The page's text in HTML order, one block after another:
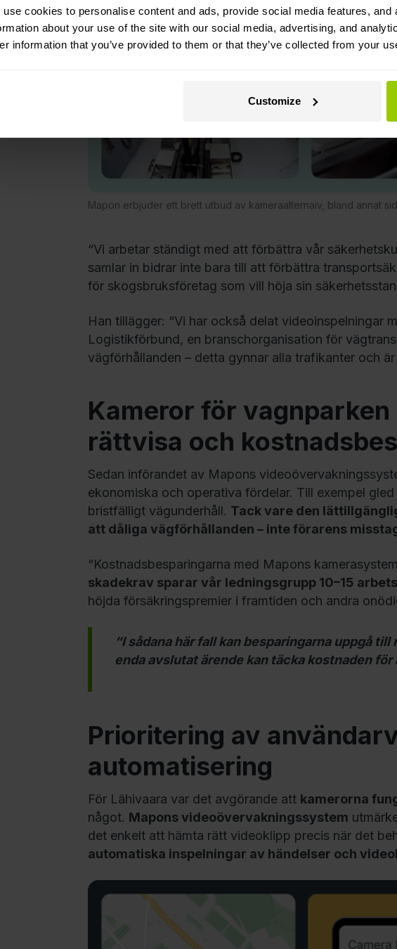
use cookies to personalise content and ads, provide social media features,
about your use of the site with our social media, advertising, and
information that you’ve provided to them or that they’ve collected from your
Customize
Mapon erbjuder ett brett utbud av kameraalternaiv, bland annat
“Vi arbetar ständigt med att förbättra vår
samlar in bidrar inte bara till att förbättra
för skogsbruksföretag som vill höja sin
Han tillägger: “Vi har också delat videoinspelningar
Logistikförbund, en branschorganisation för
vägförhållanden – detta gynnar alla trafikanter och
Kameror för
rättvisa och
Sedan införandet av Mapons
ekonomiska och operativa fördelar. Till exempel
bristfälligt vägunderhåll. Tack vare den
att dåliga vägförhållanden – inte förarens
“Kostnadsbesparingarna med Mapons
skadekrav sparar vår ledningsgrupp 10–15
höjda försäkringspremier i framtiden och andra
“I sådana här fall kan besparingarna uppgå
enda avslutat ärende kan täcka kostnaden
Prioritering av
automatisering
För Lähivaara var det avgörande att kamerorna
något. Mapons videoövervakningssystem
det enkelt att hämta rätt videoklipp precis när det
automatiska inspelningar av händelser och